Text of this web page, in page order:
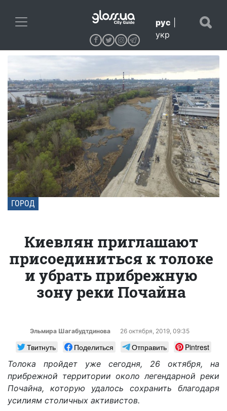
рус
укр
ГОРОД
Киевлян приглашают
присоединиться к толоке
и убрать прибрежную
зону реки Почайна
Эльмира Шагабудтдинова 26 октября, 2019, 09:35
Твитнуть Поделиться Отправить
Pintrest
Толока пройдет уже сегодня, 26 октября, на
прибрежной территории около легендарной реки
Почайна, которую удалось сохранить благодаря
усилиям столичных активистов.